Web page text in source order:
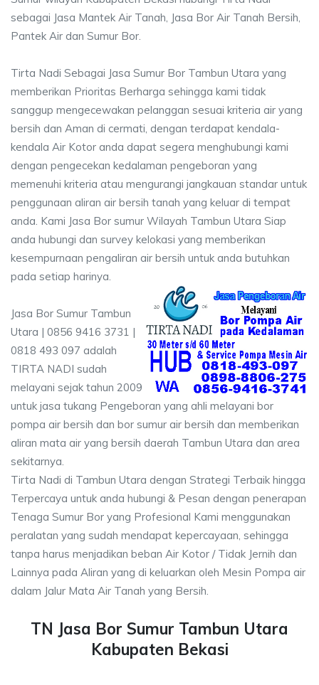
sebagai Jasa Mantek Air Tanah, Jasa Bor Air Tanah Bersih,
Pantek Air dan Sumur Bor.
Tirta Nadi Sebagai Jasa Sumur Bor Tambun Utara yang
memberikan Prioritas Berharga sehingga kami tidak
sanggup mengecewakan pelanggan sesuai kriteria air yang
bersih dan Aman di cermati, dengan terdapat kendala-
kendala Air Kotor anda dapat segera menghubungi kami
dengan pengecekan kedalaman pengeboran yang
memenuhi kriteria atau mengurangi jangkauan standar untuk
penggunaan aliran air bersih tanah yang keluar di tempat
anda. Kami Jasa Bor sumur Wilayah Tambun Utara Siap
anda hubungi dan survey kelokasi yang memberikan
kesempurnaan pengaliran air bersih untuk anda butuhkan
pada setiap harinya.
Jasa Bor Sumur Tambun
Utara | 0856 9416 3731 |
0818 493 097 adalah
TIRTA NADI sudah
melayani sejak tahun 2009
untuk jasa tukang Pengeboran yang ahli melayani bor
pompa air bersih dan bor sumur air bersih dan memberikan
aliran mata air yang bersih daerah Tambun Utara dan area
sekitarnya.
Tirta Nadi di Tambun Utara dengan Strategi Terbaik hingga
Terpercaya untuk anda hubungi & Pesan dengan penerapan
Tenaga Sumur Bor yang Profesional Kami menggunakan
peralatan yang sudah mendapat kepercayaan, sehingga
tanpa harus menjadikan beban Air Kotor / Tidak Jernih dan
Lainnya pada Aliran yang di keluarkan oleh Mesin Pompa air
dalam Jalur Mata Air Tanah yang Bersih.
TN Jasa Bor Sumur Tambun Utara
Kabupaten Bekasi